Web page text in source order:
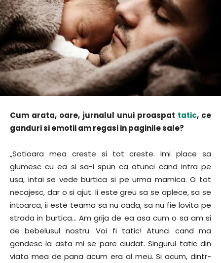
Cum arata, oare, jurnalul unui proaspat tatic, ce
ganduri si emotii am regasi in paginile sale?
„Sotioara mea creste si tot creste. Imi place sa
glumesc cu ea si sa-i spun ca atunci cand intra pe
usa, intai se vede burtica si pe urma mamica. O tot
necajesc, dar o si ajut. Ii este greu sa se aplece, sa se
intoarca, ii este teama sa nu cada, sa nu fie lovita pe
strada in burtica… Am grija de ea asa cum o sa am si
de bebelusul nostru. Voi fi tatic! Atunci cand ma
gandesc la asta mi se pare ciudat. Singurul tatic din
viata mea de pana acum era al meu. Si acum, dintr-